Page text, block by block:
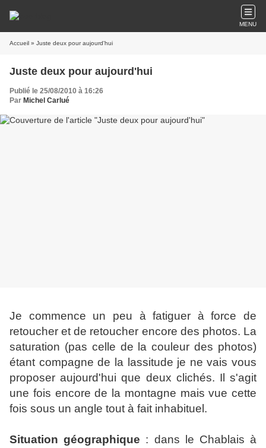
MENU
Accueil » Juste deux pour aujourd'hui
Juste deux pour aujourd'hui
Publié le 25/08/2010 à 16:26
Par Michel Carlué
Je commence un peu à fatiguer à force de
retoucher et de retoucher encore des photos. La
saturation (pas celle de la couleur des photos)
étant compagne de la lassitude je ne vais vous
proposer aujourd'hui que deux clichés. Il s'agit
une fois encore de la montagne mais vue cette
fois sous un angle tout à fait inhabituel.
Situation géographique : dans le Chablais à